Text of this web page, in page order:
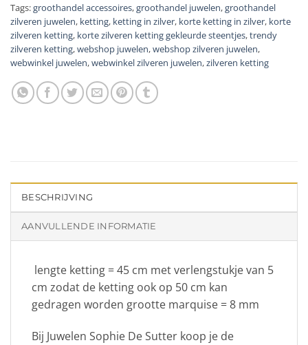
Tags:groothandel accessoires,groothandel juwelen,groothandel
zilveren juwelen, ketting, ketting in zilver, korte ketting in zilver, korte
zilveren ketting, korte zilveren ketting gekleurde steentjes,trendy
zilveren ketting,webshop juwelen,webshop zilveren juwelen,
webwinkel juwelen,webwinkel zilveren juwelen,zilveren ketting
BESCHRIJVING
AANVULLENDE INFORMATIE
lengte ketting = 45 cm met verlengstukje van 5
cm zodat de ketting ook op 50 cm kan
gedragen worden grootte marquise = 8 mm
Bij Juwelen Sophie De Sutter koop je de